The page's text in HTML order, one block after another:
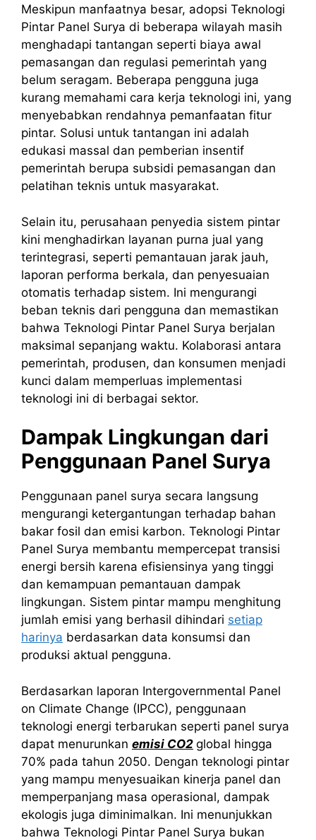
Meskipun manfaatnya besar, adopsi Teknologi
Pintar Panel Surya di beberapa wilayah masih
menghadapi tantangan seperti biaya awal
pemasangan dan regulasi pemerintah yang
belum seragam. Beberapa pengguna juga
kurang memahami cara kerja teknologi ini, yang
menyebabkan rendahnya pemanfaatan fitur
pintar. Solusi untuk tantangan ini adalah
edukasi massal dan pemberian insentif
pemerintah berupa subsidi pemasangan dan
pelatihan teknis untuk masyarakat.
Selain itu, perusahaan penyedia sistem pintar
kini menghadirkan layanan purna jual yang
terintegrasi, seperti pemantauan jarak jauh,
laporan performa berkala, dan penyesuaian
otomatis terhadap sistem. Ini mengurangi
beban teknis dari pengguna dan memastikan
bahwa Teknologi Pintar Panel Surya berjalan
maksimal sepanjang waktu. Kolaborasi antara
pemerintah, produsen, dan konsumen menjadi
kunci dalam memperluas implementasi
teknologi ini di berbagai sektor.
Dampak Lingkungan dari
Penggunaan Panel Surya
Penggunaan panel surya secara langsung
mengurangi ketergantungan terhadap bahan
bakar fosil dan emisi karbon. Teknologi Pintar
Panel Surya membantu mempercepat transisi
energi bersih karena efisiensinya yang tinggi
dan kemampuan pemantauan dampak
lingkungan. Sistem pintar mampu menghitung
jumlah emisi yang berhasil dihindari setiap
harinya berdasarkan data konsumsi dan
produksi aktual pengguna.
Berdasarkan laporan Intergovernmental Panel
on Climate Change (IPCC), penggunaan
teknologi energi terbarukan seperti panel surya
dapat menurunkan emisi CO2 global hingga
70% pada tahun 2050. Dengan teknologi pintar
yang mampu menyesuaikan kinerja panel dan
memperpanjang masa operasional, dampak
ekologis juga diminimalkan. Ini menunjukkan
bahwa Teknologi Pintar Panel Surya bukan